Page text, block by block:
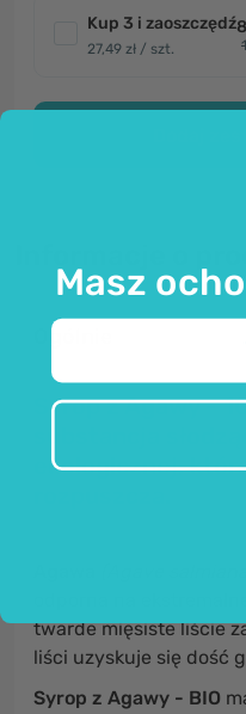
Kup 3 i zaoszczędź
27,49 zł / szt.
Ogólnie
Syrop z Agawy -
substancja
ekologicznej,
twarde mięsiste liście
liści uzyskuje się dość
Syrop z Agawy - BIO
Masz